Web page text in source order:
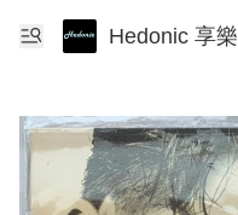
Hedonic 享樂